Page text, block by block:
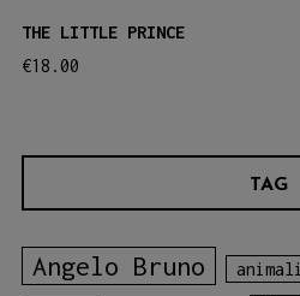
THE LITTLE PRINCE
€18.00
TAG
Angelo Bruno animali